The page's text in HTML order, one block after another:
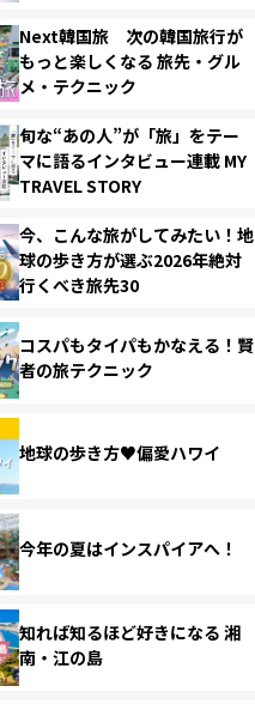
Next韓国旅 次の韓国旅行が
もっと楽しくなる 旅先・グル
メ・テクニック
旬な“あの人”が「旅」をテー
マに語るインタビュー連載 MY
TRAVEL STORY
今、こんな旅がしてみたい！地
球の歩き方が選ぶ2026年絶対
行くべき旅先30
コスパもタイパもかなえる！賢
者の旅テクニック
地球の歩き方♥偏愛ハワイ
今年の夏はインスパイアへ！
知れば知るほど好きになる 湘
南・江の島